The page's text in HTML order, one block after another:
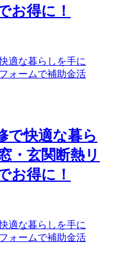
お得に！
快適な暮ら
・玄関断熱リ
お得に！